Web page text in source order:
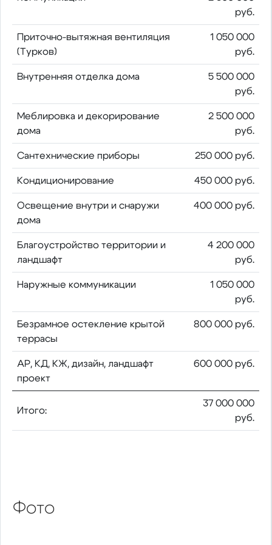
руб.
Приточно-вытяжная вентиляция
(Турков)
1 050 000
руб.
Внутренняя отделка дома
5 500 000
руб.
Меблировка и декорирование
дома
2 500 000
руб.
Сантехнические приборы 250 000 руб.
Кондиционирование 450 000 руб.
Освещение внутри и снаружи
дома
400 000 руб.
Благоустройство территории и
ландшафт
4 200 000
руб.
Наружные коммуникации
1 050 000
руб.
Безрамное остекление крытой
террасы
800 000 руб.
АР, КД, КЖ, дизайн, ландшафт
проект
600 000 руб.
Итого:
37 000 000
руб.
Фото